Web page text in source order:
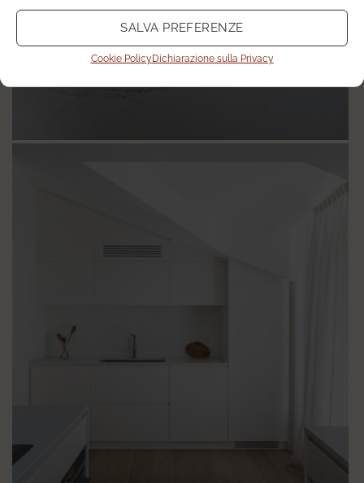
SALVA PREFERENZE
Cookie PolicyDichiarazione sulla Privacy